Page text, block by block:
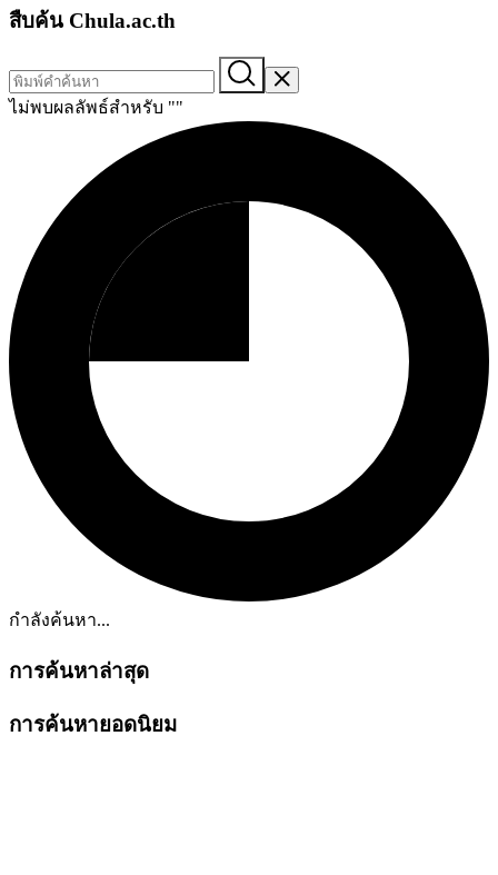
สืบค้น Chula.ac.th
ไม่พบผลลัพธ์สำหรับ ""
กำลังค้นหา...
การค้นหาล่าสุด
การค้นหายอดนิยม